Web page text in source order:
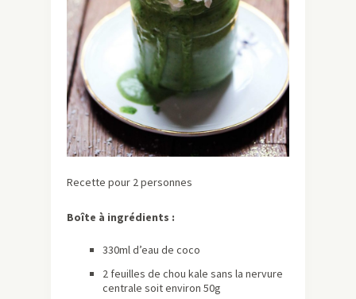
Recette pour 2 personnes
Boîte à ingrédients :
330ml d’eau de coco
2 feuilles de chou kale sans la nervure
centrale soit environ 50g